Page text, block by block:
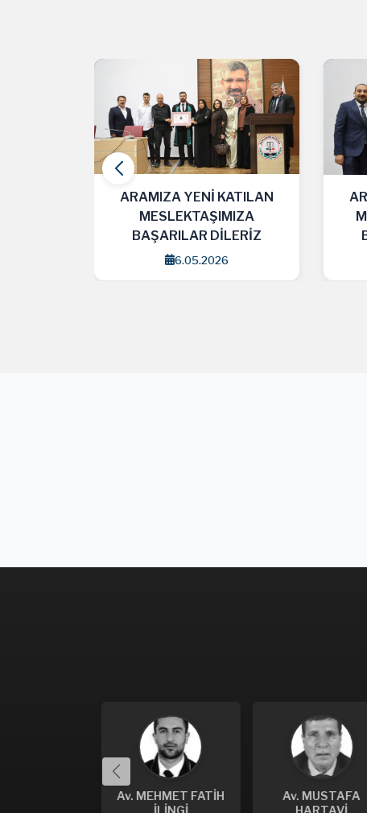
ARAMIZA YENİ KATILAN
MESLEKTAŞLARIMIZA
BAŞARILAR DİLERİZ
29.04.2026
Av. MEHMET FATİH
Av. MUSTAFA